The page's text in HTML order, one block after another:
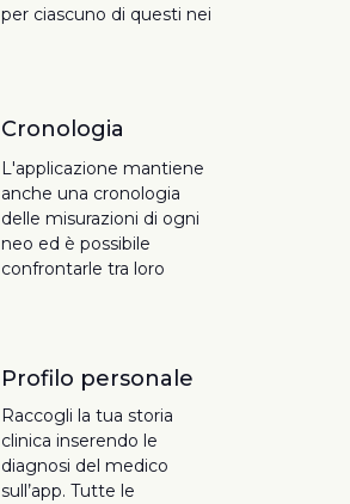
per ciascuno di questi nei
Cronologia
L'applicazione mantiene
anche una cronologia
delle misurazioni di ogni
neo ed è possibile
confrontarle tra loro
Profilo personale
Raccogli la tua storia
clinica inserendo le
diagnosi del medico
sull’app. Tutte le